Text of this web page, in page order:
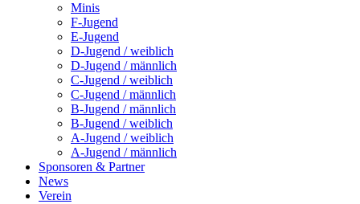
Minis
F-Jugend
E-Jugend
D-Jugend / weiblich
D-Jugend / männlich
C-Jugend / weiblich
C-Jugend / männlich
B-Jugend / männlich
B-Jugend / weiblich
A-Jugend / weiblich
A-Jugend / männlich
Sponsoren & Partner
News
Verein